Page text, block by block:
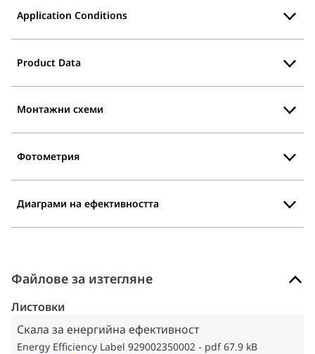
Application Conditions
Product Data
Монтажни схеми
Фотометрия
Диаграми на ефективността
Файлове за изтегляне
Листовки
Скала за енергийна ефективност
Energy Efficiency Label 929002350002 pdf 67.9 kB